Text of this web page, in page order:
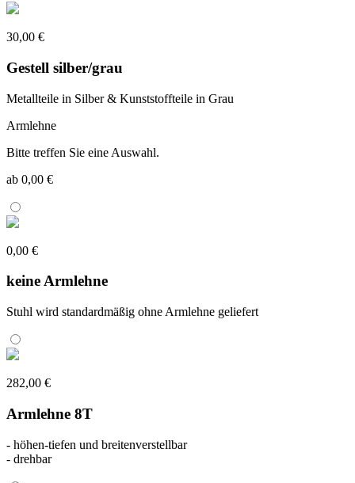
30,00 €
Gestell silber/grau
Metallteile in Silber & Kunststoffteile in Grau
Armlehne
Bitte treffen Sie eine Auswahl.
ab 0,00 €
0,00 €
keine Armlehne
Stuhl wird standardmäßig ohne Armlehne geliefert
282,00 €
Armlehne 8T
- höhen-tiefen und breitenverstellbar
- drehbar